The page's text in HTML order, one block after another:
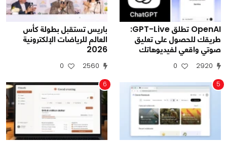
OpenAI تطلق GPT-Live:
طريقك للحصول على تعليق
صوتي واقعي لفيديوهاتك
2920
0
باريس تستقبل بطولة كأس
العالم للرياضات الإلكترونية
2026
2560
0
5
6